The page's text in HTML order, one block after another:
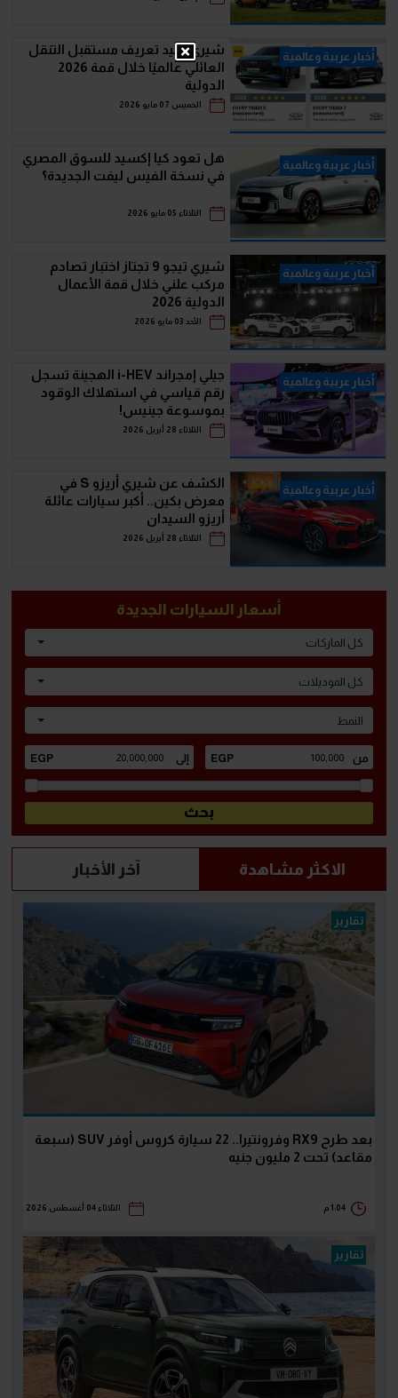
أخبار عربية وعالمية
شيري تعيد تعريف مستقبل التنقل
العائلي عالميًا خلال قمة 2026
الدولية
الخميس 07 مايو 2026
أخبار عربية وعالمية
هل تعود كيا إكسيد للسوق المصري
في نسخة الفيس ليفت الجديدة؟
الثلاثاء 05 مايو 2026
أخبار عربية وعالمية
شيري تيجو 9 تجتاز اختبار تصادم
مركب علني خلال قمة الأعمال
الدولية 2026
الأحد 03 مايو 2026
أخبار عربية وعالمية
جيلي إمجراند i-HEV الهجينة تسجل
رقم قياسي في استهلاك الوقود
بموسوعة جينيس!
الثلاثاء 28 أبريل 2026
أخبار عربية وعالمية
الكشف عن شيري أريزو S في
معرض بكين.. أكبر سيارات عائلة
أريزو السيدان
الثلاثاء 28 أبريل 2026
أسعار السيارات الجديدة
كل الماركات
كل الموديلات
النمط
الاكثر مشاهدة آخر الأخبار
تقارير
بعد طرح RX9 وفرونتيرا.. 22 سيارة كروس أوفر SUV (سبعة
مقاعد) تحت 2 مليون جنيه
1:04 م الثلاثاء 04 أغسطس 2026
تقارير